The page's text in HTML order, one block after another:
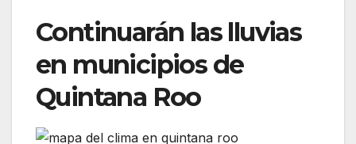
Continuarán las lluvias
en municipios de
Quintana Roo